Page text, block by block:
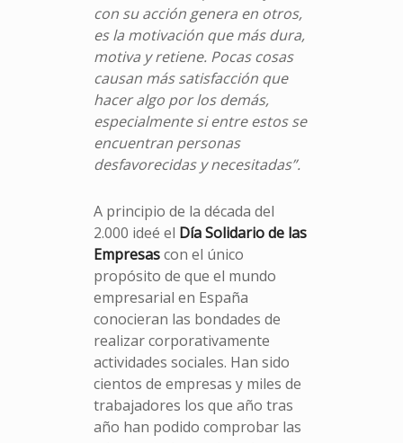
con su acción genera en otros,
es la motivación que más dura,
motiva y retiene. Pocas cosas
causan más satisfacción que
hacer algo por los demás,
especialmente si entre estos se
encuentran personas
desfavorecidas y necesitadas”.
A principio de la década del
2.000 ideé el Día Solidario de las
Empresascon el único
propósito de que el mundo
empresarial en España
conocieran las bondades de
realizar corporativamente
actividades sociales. Han sido
cientos de empresas y miles de
trabajadores los que año tras
año han podido comprobar las